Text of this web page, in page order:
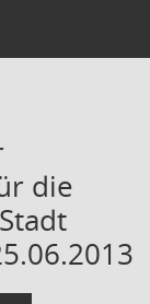
die